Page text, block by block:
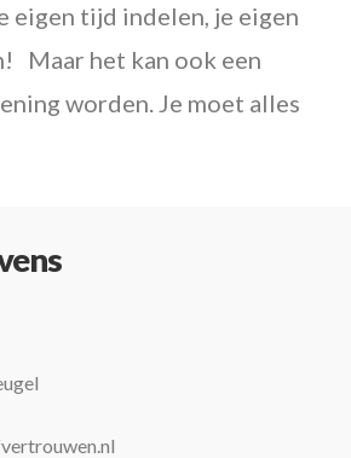
eigen tijd indelen, je eigen
Maar het kan ook een
worden. Je moet alles